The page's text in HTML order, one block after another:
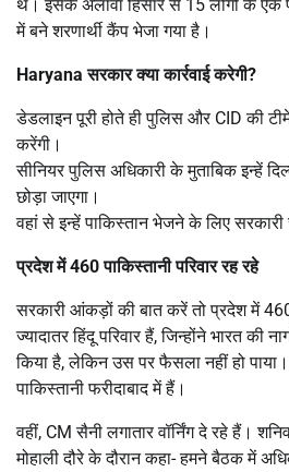
थे। इसके अलावा हिसार से 15 लोगों के एक
में बने शरणार्थी कैंप भेजा गया है।
Haryana सरकार क्या कार्रवाई करेगी?
डेडलाइन पूरी होते ही पुलिस और CID की टीमें
करेंगी।
सीनियर पुलिस अधिकारी के मुताबिक इन्हें
छोड़ा जाएगा।
वहां से इन्हें पाकिस्तान भेजने के लिए
प्रदेश में 460 पाकिस्तानी परिवार रह रहे
सरकारी आंकड़ों की बात करें तो प्रदेश में
ज्यादातर हिंदू परिवार हैं, जिन्होंने भारत की
किया है, लेकिन उस पर फैसला नहीं हो
पाकिस्तानी फरीदाबाद में हैं।
वहीं, CM सैनी लगातार वॉर्निंग दे रहे हैं।
मोहाली दौरे के दौरान कहा- हमने बैठक में